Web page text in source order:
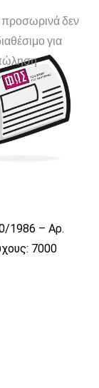
προσωρινά δεν
για
1986 – Αρ.
7000